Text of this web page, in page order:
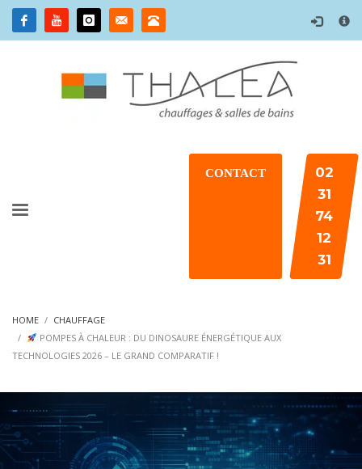
×
CONTACT
02
31
74
12
31
HOME
CHAUFFAGE
POMPES À CHALEUR : DU DINOSAURE ÉNERGÉTIQUE AUX
TECHNOLOGIES 2026 – LE GRAND COMPARATIF !